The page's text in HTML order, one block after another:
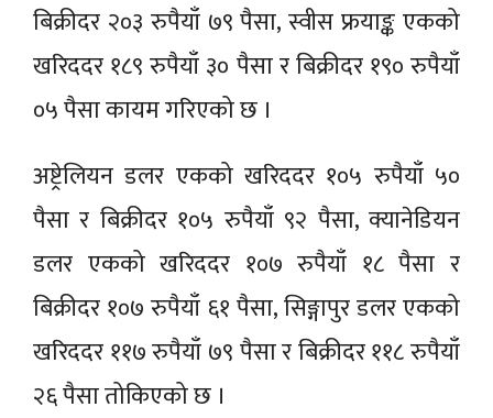
बिक्रीदर २०३ रुपैयाँ ७९ पैसा, स्वीस फ्रयाङ्क एकको
खरिददर १८९ रुपैयाँ ३० पैसा र बिक्रीदर १९० रुपैयाँ
०५ पैसा कायम गरिएको छ ।
अष्ट्रेलियन डलर एकको खरिददर १०५ रुपैयाँ ५०
पैसा र बिक्रीदर १०५ रुपैयाँ ९२ पैसा, क्यानेडियन
डलर एकको खरिददर १०७ रुपैयाँ १८ पैसा र
बिक्रीदर १०७ रुपैयाँ ६१ पैसा, सिङ्गापुर डलर एकको
खरिददर ११७ रुपैयाँ ७९ पैसा र बिक्रीदर ११८ रुपैयाँ
२६ पैसा तोकिएको छ ।